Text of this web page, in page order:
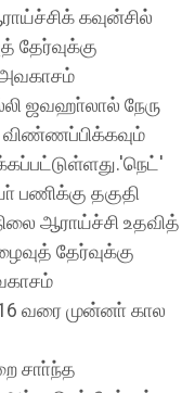
கவுன்சில்
தேர்வுக்கு
ஜவஹா்லால் நேரு
விண்ணப்பிக்கவும்
'நெட்'
பணிக்கு தகுதி
ஆராய்ச்சி உதவித்
தேர்வுக்கு
வரை முன்னா் கால
சாா்ந்த